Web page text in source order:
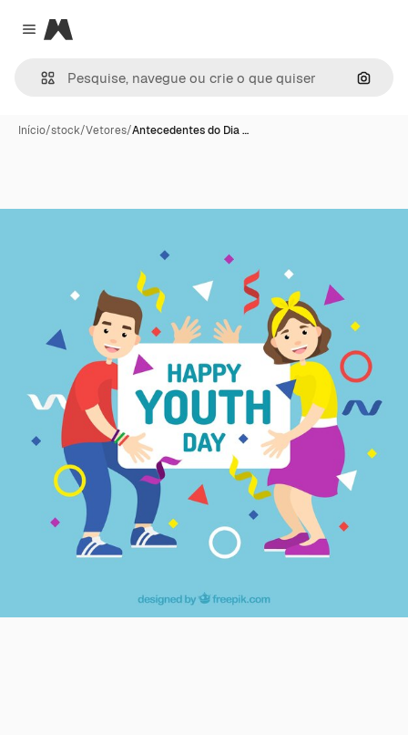
Close menu
Magnific
Início/stock/Vetores/Antecedentes do Dia …